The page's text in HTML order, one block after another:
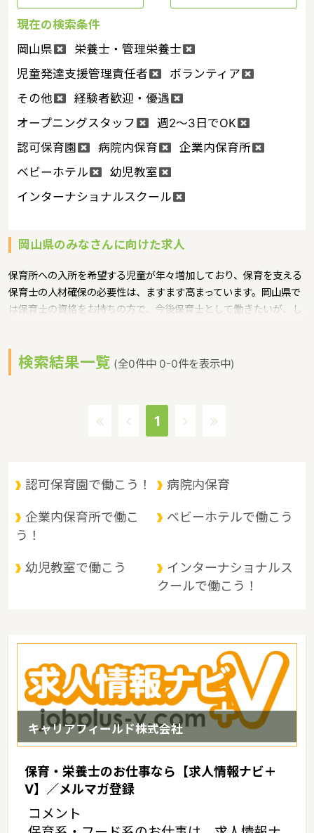
現在の検索条件
岡山県
栄養士・管理栄養士
児童発達支援管理責任者
ボランティア
その他
経験者歓迎・優遇
オープニングスタッフ
週2～3日でOK
認可保育園
病院内保育
企業内保育所
ベビーホテル
幼児教室
インターナショナルスクール
岡山県のみなさんに向けた求人
保育所への入所を希望する児童が年々増加しており、保育を支える
保育士の人材確保の必要性は、ますます高まっています。岡山県で
は保育士の資格をお持ちの方で、今後保育士として働きたいが、し
に関する取り組みを行っています。
岡山県の政令指定都市は岡山市、人口は1910139人（2017/5/1現
町村は27。岡山県の家賃相場：5.6万円（2017年10月賃貸住宅 D-
接。南は瀬戸内海を臨んで四国に、北は山陰地方と接しており、 中
部は、中国山地と盆地、中部は吉備高原などの丘陵地、南部は平野
に大きく分けられます。 県北部は山と温泉に、南部は穏やかな海と
検索結果一覧 (全0件中 0-0件を表示中)
1
認可保育園で働こう！ 病院内保育
企業内保育所で働こ
う！
ベビーホテルで働こう
幼児教室で働こう
インターナショナルス
クールで働こう！
キャリアフィールド株式会社
保育・栄養士のお仕事なら【求人情報ナビ＋
V】／メルマガ登録
コメント